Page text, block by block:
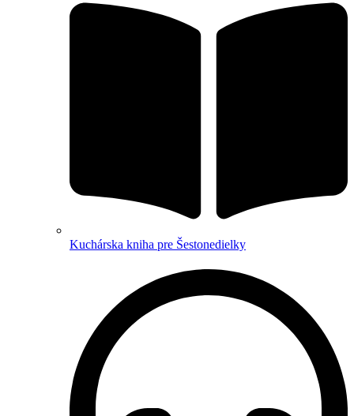
Kuchárska kniha pre Šestonedielky